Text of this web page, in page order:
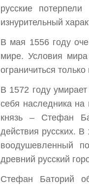
русские
изнурительный
В мая 1556 году
мире. Условия
ограничиться
В 1572 году
себя наследника
князь – Стефан
действия русских.
воодушевленный
древний русский
Стефан Баторий